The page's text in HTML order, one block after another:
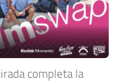
completa la